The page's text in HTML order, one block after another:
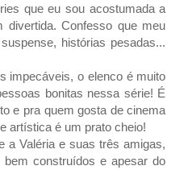
que eu sou acostumada a
Confesso que meu
histórias pesadas...
impecáveis, o elenco é muito
bonitas nessa série! É
e pra quem gosta de cinema
artística é um prato cheio!
a Valéria e suas três amigas,
construídos e apesar do